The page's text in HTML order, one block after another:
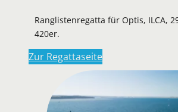
Ranglistenregatta für Optis, ILCA,
420er.
Zur Regattaseite